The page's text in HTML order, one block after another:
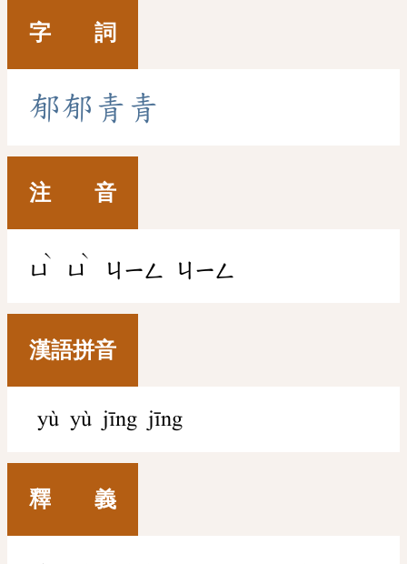
字 詞
郁郁 青 青
注 音
ㄩ
ˋ
ㄩ
ˋ
ㄐㄧㄥ ㄐㄧㄥ
漢語拼音
yù yù jīng jīng
釋 義